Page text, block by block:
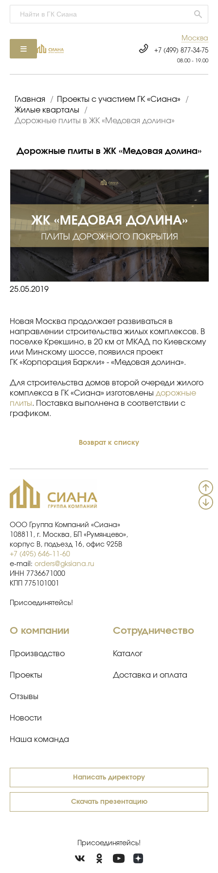
Москва
+7 (499) 877-34-75
08.00 - 19.00
Главная / Проекты с участием ГК «Сиана»
/
Жилые кварталы
/
Дорожные плиты в ЖК «Медовая долина»
Дорожные плиты в ЖК «Медовая долина»
25.05.2019
Новая Москва продолжает развиваться в
направлении строительства жилых комплексов. В
поселке Крекшино, в 20 км от МКАД по Киевскому
или Минскому шоссе, появился проект
ГК «Корпорация Баркли» - «Медовая долина».
Для строительства домов второй очереди жилого
комплекса в ГК «Сиана» изготовлены дорожные
плиты. Поставка выполнена в соответствии с
графиком.
Возврат к списку
ООО Группа Компаний «Сиана»
108811, г. Москва, БП «Румянцево»,
корпус В, подъезд 16, офис 925В
+7 (495) 646-11-60
e-mail: orders@gksiana.ru
ИНН 7736671000
КПП 775101001
Присоединятейсь!
О компании
Производство
Проекты
Отзывы
Новости
Наша команда
Сотрудничество
Каталог
Доставка и оплата
Написать директору
Скачать презентацию
Присоединятейсь!